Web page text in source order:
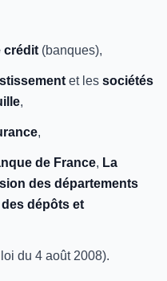
crédit (banques),
et les sociétés
,
,
de France, La
des départements
dépôts et
du 4 août 2008).